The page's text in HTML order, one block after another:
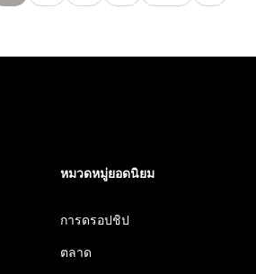
หมวดหมู่ยอดนิยม
การดรอปชิป
ตลาด